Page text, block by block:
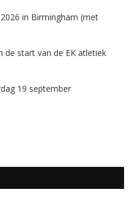
in Birmingham (met
de start van de EK atletiek
19 september